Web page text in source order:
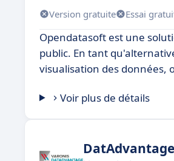
Version gratuite Essai
Opendatasoft est une
public. En tant
visualisation des
Voir plus de détails
DatAdvantage